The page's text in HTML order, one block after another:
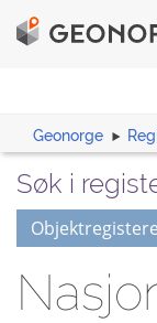
Geonorge
Søk i